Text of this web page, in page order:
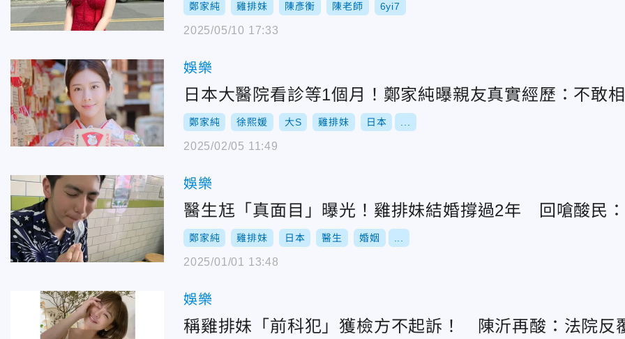
鄭家純 雞排妹 陳彥衡 陳老師 6yi7
2025/05/10 17:33
娛樂
日本大醫院看診等1個月！鄭家純曝親友真實經歷：不敢
鄭家純 徐熙媛 大S 雞排妹 日本
2025/02/05 11:49
娛樂
醫生尪「真面目」曝光！雞排妹結婚撐過2年 回嗆酸民
鄭家純 雞排妹 日本 醫生 婚姻
2025/01/01 13:48
娛樂
稱雞排妹「前科犯」獲檢方不起訴！ 陳沂再酸：法院反